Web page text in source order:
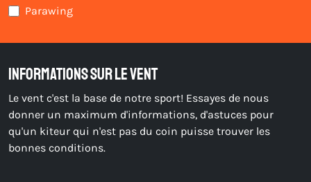
Parawing
Informations sur le vent
Le vent c'est la base de notre sport! Essayes de nous
donner un maximum d'informations, d'astuces pour
qu'un kiteur qui n'est pas du coin puisse trouver les
bonnes conditions.